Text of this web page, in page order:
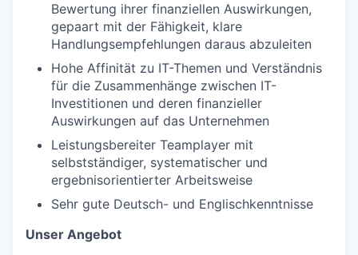
Bewertung ihrer finanziellen Auswirkungen,
gepaart mit der Fähigkeit, klare
Handlungsempfehlungen daraus abzuleiten
Hohe Affinität zu IT-Themen und Verständnis
für die Zusammenhänge zwischen IT-
Investitionen und deren finanzieller
Auswirkungen auf das Unternehmen
Leistungsbereiter Teamplayer mit
selbstständiger, systematischer und
ergebnisorientierter Arbeitsweise
Sehr gute Deutsch- und Englischkenntnisse
Unser Angebot